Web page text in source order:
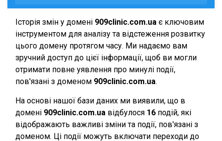
Історія змін у домені 909clinic.com.ua є ключовим
інструментом для аналізу та відстеження розвитку
цього домену протягом часу. Ми надаємо вам
зручний доступ до цієї інформації, щоб ви могли
отримати повне уявлення про минулі події,
пов'язані з доменом 909clinic.com.ua.
На основі нашої бази даних ми виявили, що в
домені 909clinic.com.ua відбулося 16 подій, які
відображають важливі зміни та події, пов'язані з
доменом. Ці події можуть включати переходи до